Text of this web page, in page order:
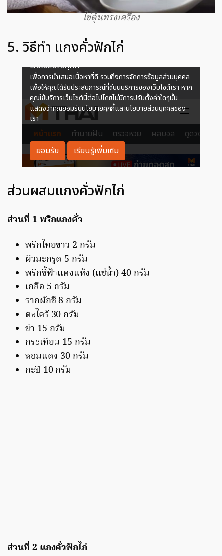
ไข่ตุ๋นทรงเครื่อง
5. วิธีทำ แกงคั่วฟักไก่
ส่วนผสมแกงคั่วฟักไก่
ส่วนที่ 1 พริกแกงคั่ว
พริกไทยขาว 2 กรัม
ผิวมะกรูด 5 กรัม
พริกชี้ฟ้าแดงแห้ง (แช่น้ำ) 40 กรัม
เกลือ 5 กรัม
รากผักชี 8 กรัม
ตะไคร้ 30 กรัม
ข่า 15 กรัม
กระเทียม 15 กรัม
หอมแดง 30 กรัม
กะปิ 10 กรัม
ส่วนที่ 2 แกงคั่วฟักไก่